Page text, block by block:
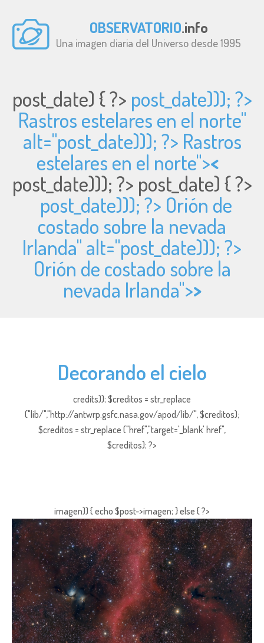
OBSERVATORIO.info
Una imagen diaria del Universo desde 1995
post_date) { ?> post_date))); ?>
Rastros estelares en el norte"
alt="post_date))); ?> Rastros
estelares en el norte"><
post_date))); ?> post_date) { ?>
post_date))); ?> Orión de
costado sobre la nevada
Irlanda" alt="post_date))); ?>
Orión de costado sobre la
nevada Irlanda">>
Decorando el cielo
credits)); $creditos = str_replace
("lib/","http://antwrp.gsfc.nasa.gov/apod/lib/", $creditos);
$creditos = str_replace ("href","target='_blank' href",
$creditos); ?>
imagen)) { echo $post->imagen; } else { ?>